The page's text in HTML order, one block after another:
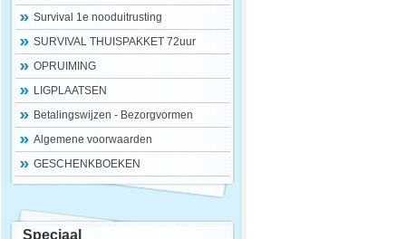
Survival 1e nooduitrusting
SURVIVAL THUISPAKKET 72uur
OPRUIMING
LIGPLAATSEN
Betalingswijzen - Bezorgvormen
Algemene voorwaarden
GESCHENKBOEKEN
Speciaal